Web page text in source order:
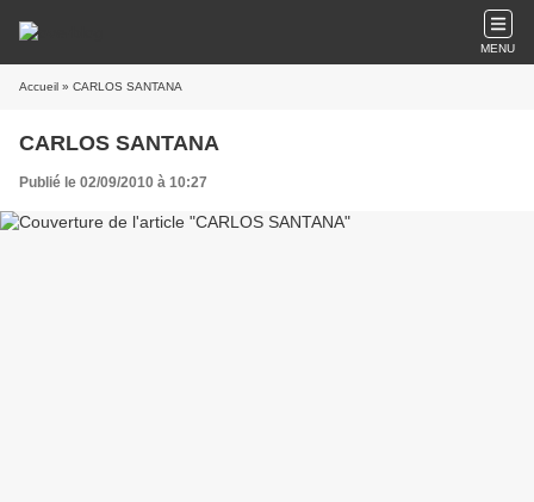
MENU
Accueil » CARLOS SANTANA
CARLOS SANTANA
Publié le 02/09/2010 à 10:27